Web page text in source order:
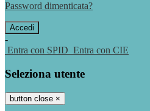
Password dimenticata?
-
Entra con SPID Entra con CIE
Seleziona utente
button close ×